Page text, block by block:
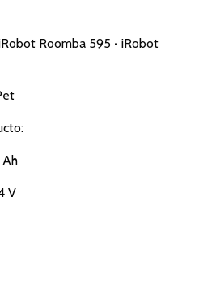
Roomba 595 • iRobot
Ah
V